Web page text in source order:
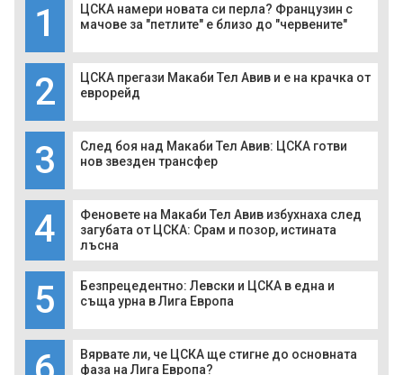
1
ЦСКА намери новата си перла? Французин с
мачове за "петлите" е близо до "червените"
2
ЦСКА прегази Макаби Тел Авив и е на крачка от
еврорейд
3
След боя над Макаби Тел Авив: ЦСКА готви
нов звезден трансфер
4
Феновете на Макаби Тел Авив избухнаха след
загубата от ЦСКА: Срам и позор, истината
лъсна
5
Безпрецедентно: Левски и ЦСКА в една и
съща урна в Лига Европа
Вярвате ли, че ЦСКА ще стигне до основната
фаза на Лига Европа?